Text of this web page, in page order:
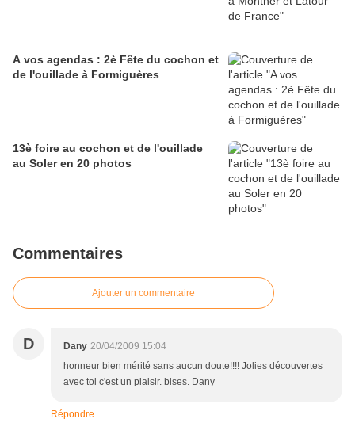
A vos agendas : 2è Fête du cochon et
de l'ouillade à Formiguères
13è foire au cochon et de l'ouillade
au Soler en 20 photos
Commentaires
Ajouter un commentaire
D Dany 20/04/2009 15:04
honneur bien mérité sans aucun doute!!!! Jolies découvertes
avec toi c'est un plaisir. bises. Dany
Répondre